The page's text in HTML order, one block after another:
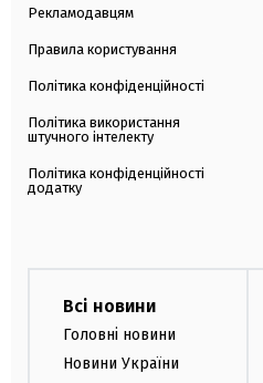
Рекламодавцям
Правила користування
Політика конфіденційності
Політика використання
штучного інтелекту
Політика конфіденційності
додатку
Всі новини
Головні новини
Новини України